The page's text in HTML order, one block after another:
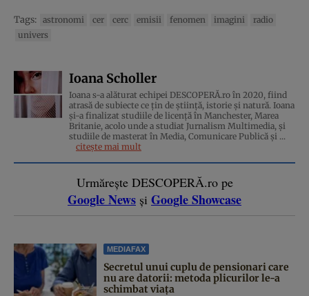
Tags: astronomi cer cerc emisii fenomen imagini
radio
univers
Ioana Scholler
Ioana s-a alăturat echipei DESCOPERĂ.ro în 2020, fiind
atrasă de subiecte ce țin de știință, istorie și natură. Ioana
și-a finalizat studiile de licență în Manchester, Marea
Britanie, acolo unde a studiat Jurnalism Multimedia, și
studiile de masterat în Media, Comunicare Publică și ...
citește mai mult
Urmărește DESCOPERĂ.ro pe
Google News și Google Showcase
MEDIAFAX
Secretul unui cuplu de pensionari care
nu are datorii: metoda plicurilor le-a
schimbat viața